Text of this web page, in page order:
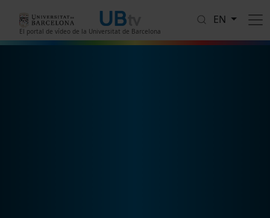
El portal de vídeo de la Universitat de Barcelona
EN